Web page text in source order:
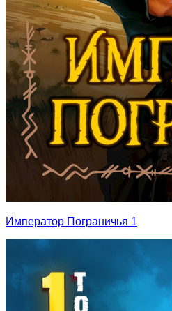
Император Пограничья 1